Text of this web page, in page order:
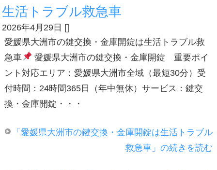
生活トラブル救急車
2026年4月29日 []
愛媛県大洲市の鍵交換・金庫開錠は生活トラブル救
急車
愛媛県大洲市の鍵交換・金庫開錠 重要ポイ
ント対応エリア：愛媛県大洲市全域（最短30分）受
付時間：24時間365日（年中無休）サービス：鍵交
換・金庫開錠・・・
「愛媛県大洲市の鍵交換・金庫開錠は生活トラブル
救急車」の続きを読む